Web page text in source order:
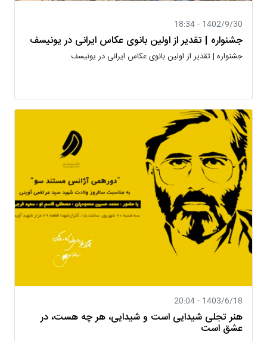
1402/9/30 - 18:34
جشنواره | تقدیر از اولین بانوی عکاس ایرانی در یونیسف
جشنواره | تقدیر از اولین بانوی عکاس ایرانی در یونیسف
1403/6/18 - 20:04
هنر تجلی شیدایی است و شیدایی، هر چه هست، در
عشق است